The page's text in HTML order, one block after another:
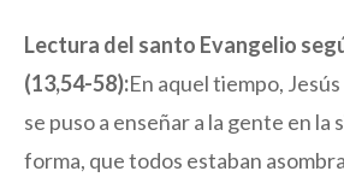
Lectura del santo Evangelio
(13,54-58):En aquel tiempo,
se puso a enseñar a la gente en la
forma, que todos estaban